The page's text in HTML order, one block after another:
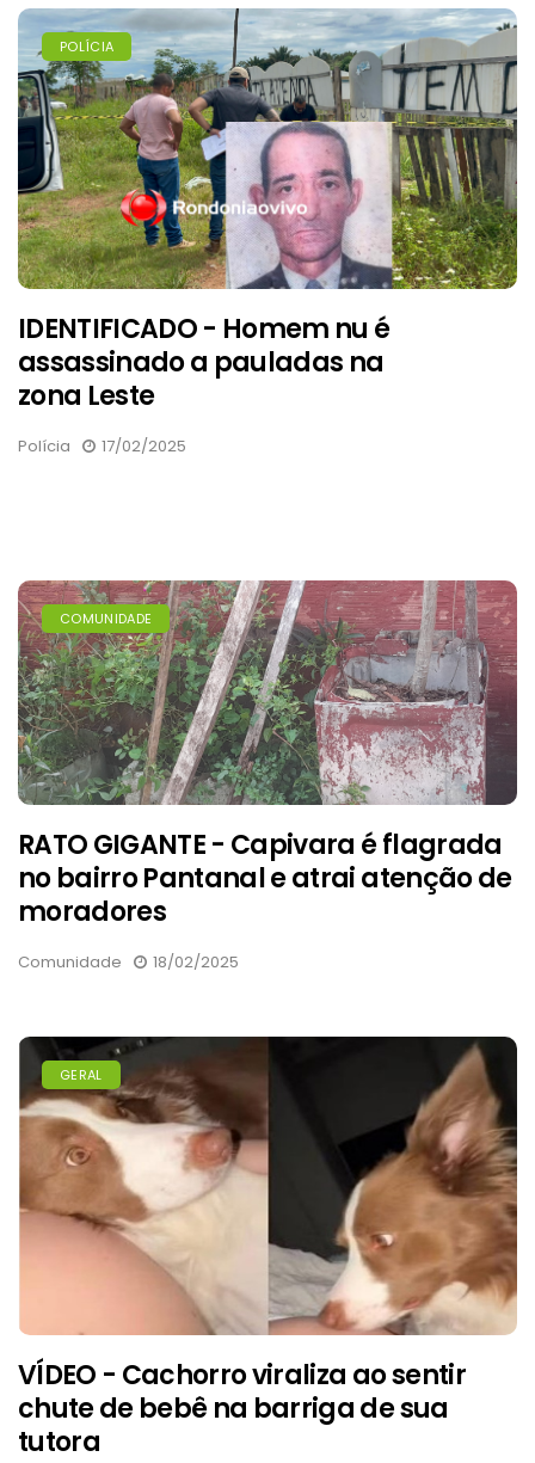
POLÍCIA
IDENTIFICADO - Homem nu é
assassinado a pauladas na
zona Leste
Polícia 17/02/2025
COMUNIDADE
RATO GIGANTE - Capivara é flagrada
no bairro Pantanal e atrai atenção de
moradores
Comunidade 18/02/2025
GERAL
VÍDEO - Cachorro viraliza ao sentir
chute de bebê na barriga de sua
tutora